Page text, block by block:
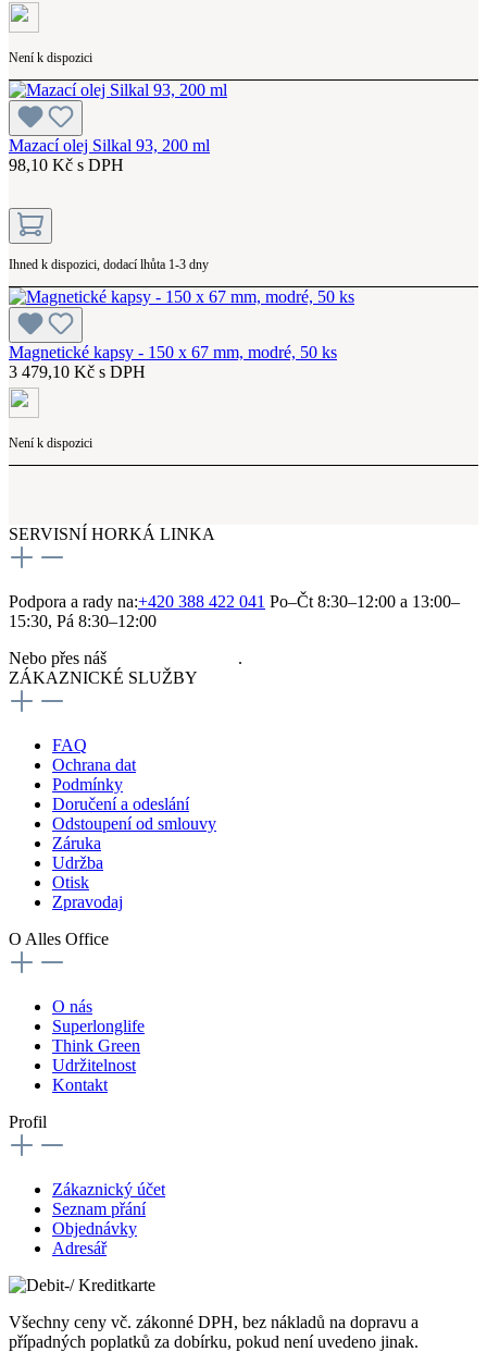
Není k dispozici
Mazací olej Silkal 93, 200 ml
98,10 Kč s DPH
Ihned k dispozici, dodací lhůta 1-3 dny
Magnetické kapsy - 150 x 67 mm, modré, 50 ks
3 479,10 Kč s DPH
Není k dispozici
SERVISNÍ HORKÁ LINKA
Podpora a rady na:+420 388 422 041 Po–Čt 8:30–12:00 a 13:00–
15:30, Pá 8:30–12:00
Nebo přes náš
.
ZÁKAZNICKÉ SLUŽBY
FAQ
Ochrana dat
Podmínky
Doručení a odeslání
Odstoupení od smlouvy
Záruka
Udržba
Otisk
Zpravodaj
O Alles Office
O nás
Superlonglife
Think Green
Udržitelnost
Kontakt
Profil
Zákaznický účet
Seznam přání
Objednávky
Adresář
Všechny ceny vč. zákonné DPH, bez nákladů na dopravu a
případných poplatků za dobírku, pokud není uvedeno jinak.